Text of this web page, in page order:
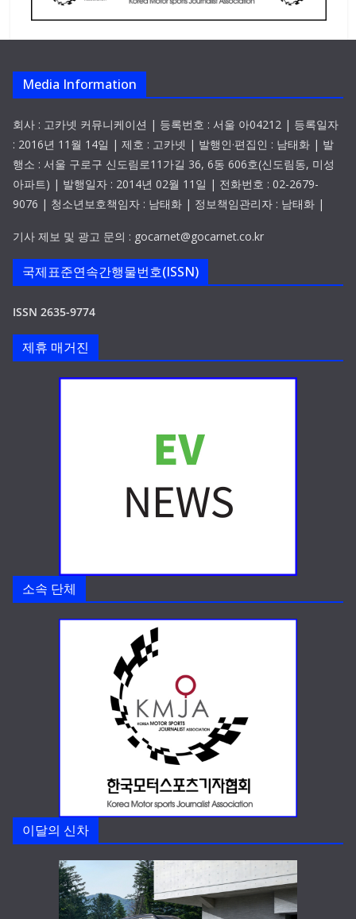
Media Information
회사 : 고카넷 커뮤니케이션 | 등록번호 : 서울 아04212 | 등록일자
: 2016년 11월 14일 | 제호 : 고카넷 | 발행인·편집인 : 남태화 | 발
행소 : 서울 구로구 신도림로11가길 36, 6동 606호(신도림동, 미성
아파트) | 발행일자 : 2014년 02월 11일 | 전화번호 : 02-2679-
9076 | 청소년보호책임자 : 남태화 | 정보책임관리자 : 남태화 |
기사 제보 및 광고 문의 : gocarnet@gocarnet.co.kr
국제표준연속간행물번호(ISSN)
ISSN 2635-9774
제휴 매거진
소속 단체
이달의 신차